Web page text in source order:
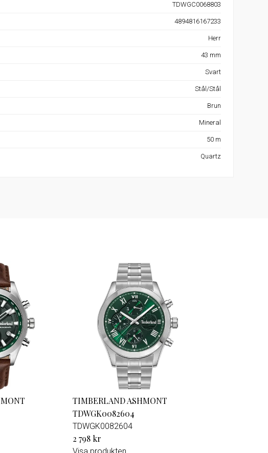
TDWGC0068803
4894816167233
Herr
43 mm
Svart
Stål/Stål
Brun
Mineral
50 m
Quartz
TIMBERLAND ASHMONT
TDWGK0082604
TDWGK0082604
2 798 kr